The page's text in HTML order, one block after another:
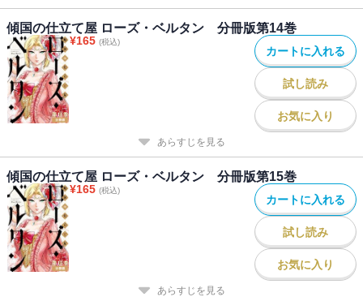
傾国の仕立て屋 ローズ・ベルタン 分冊版第14巻
¥165 (税込)
カートに入れる
試し読み
お気に入り
あらすじを見る
傾国の仕立て屋 ローズ・ベルタン 分冊版第15巻
¥165 (税込)
カートに入れる
試し読み
お気に入り
あらすじを見る